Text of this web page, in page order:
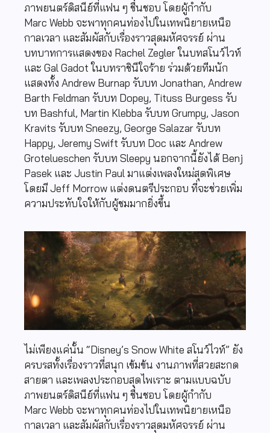
ภาพยนตร์ดิสนีย์ที่แฟน ๆ ชื่นชอบ โดยผู้กำกับ
Marc Webb จะพาทุกคนท่องไปในเทพนิยายเหนือ
กาลเวลา และสัมผัสกับเรื่องราวสุดมหัศจรรย์ ผ่าน
บทบาทการแสดงของ Rachel Zegler ในบทสโนว์ไวท์
และ Gal Gadot ในบทราชินีใจร้าย ร่วมด้วยทีมนัก
แสดงทั้ง Andrew Burnap รับบท Jonathan, Andrew
Barth Feldman รับบท Dopey, Tituss Burgess รับ
บท Bashful, Martin Klebba รับบท Grumpy, Jason
Kravits รับบท Sneezy, George Salazar รับบท
Happy, Jeremy Swift รับบท Doc และ Andrew
Grotelueschen รับบท Sleepy นอกจากนี้ยังได้ Benj
Pasek และ Justin Paul มาแต่งเพลงใหม่สุดพิเศษ
โดยมี Jeff Morrow แต่งดนตรีประกอบ ที่จะช่วยเพิ่ม
ความประทับใจให้กับผู้ชมมากยิ่งขึ้น
ไม่เพียงแค่นั้น “Disney’s Snow White สโนว์ไวท์” ยัง
ครบรสทั้งเรื่องราวที่สนุก เข้มข้น งานภาพที่สวยสะกด
สายตา และเพลงประกอบสุดไพเราะ ตามแบบฉบับ
ภาพยนตร์ดิสนีย์ที่แฟน ๆ ชื่นชอบ โดยผู้กำกับ
Marc Webb จะพาทุกคนท่องไปในเทพนิยายเหนือ
กาลเวลา และสัมผัสกับเรื่องราวสุดมหัศจรรย์ ผ่าน